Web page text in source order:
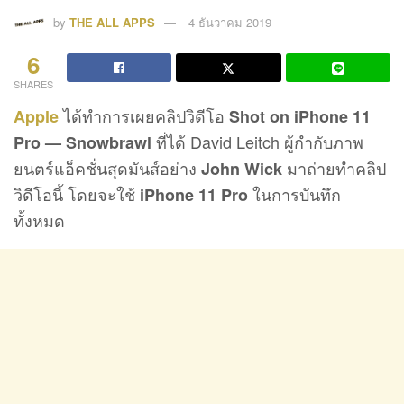
by THE ALL APPS 4 ธันวาคม 2019
6
SHARES
Appleได้ทำการเผยคลิปวิดีโอ Shot on iPhone 11
Pro — Snowbrawl ที่ได้ David Leitch ผู้กำกับภาพ
ยนตร์แอ็คชั่นสุดมันส์อย่าง John Wick มาถ่ายทำคลิป
วิดีโอนี้ โดยจะใช้ iPhone 11 Proในการบันทึก
ทั้งหมด